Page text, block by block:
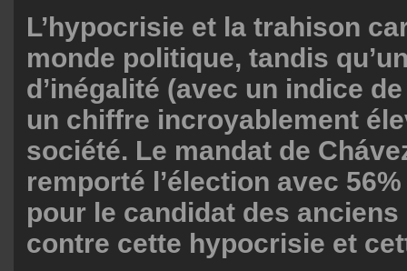
L’hypocrisie et la trahison
monde politique, tandis
d’inégalité (avec un indice
un chiffre incroyablement
société. Le mandat de
remporté l’élection avec
pour le candidat des
contre cette hypocrisie et